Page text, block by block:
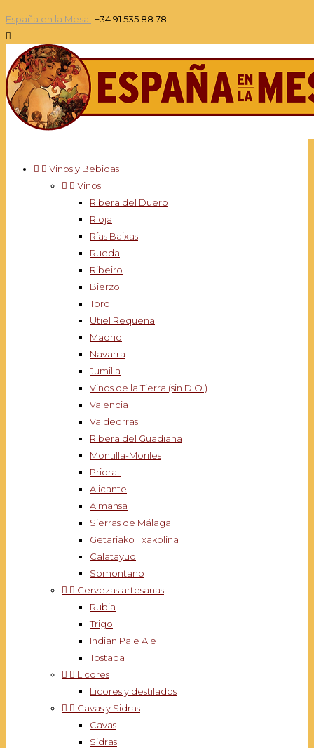
España en la Mesa: +34 91 535 88 78

  Vinos y Bebidas
  Vinos
Ribera del Duero
Rioja
Rías Baixas
Rueda
Ribeiro
Bierzo
Toro
Utiel Requena
Madrid
Navarra
Jumilla
Vinos de la Tierra (sin D.O.)
Valencia
Valdeorras
Ribera del Guadiana
Montilla-Moriles
Priorat
Alicante
Almansa
Sierras de Málaga
Getariako Txakolina
Calatayud
Somontano
  Cervezas artesanas
Rubia
Trigo
Indian Pale Ale
Tostada
  Licores
Licores y destilados
  Cavas y Sidras
Cavas
Sidras